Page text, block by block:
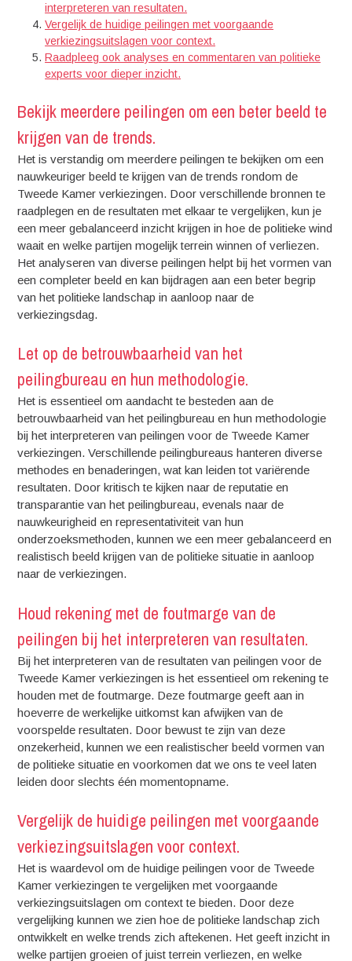
interpreteren van resultaten.
Vergelijk de huidige peilingen met voorgaande
verkiezingsuitslagen voor context.
Raadpleeg ook analyses en commentaren van politieke
experts voor dieper inzicht.
Bekijk meerdere peilingen om een beter beeld te
krijgen van de trends.
Het is verstandig om meerdere peilingen te bekijken om een
nauwkeuriger beeld te krijgen van de trends rondom de
Tweede Kamer verkiezingen. Door verschillende bronnen te
raadplegen en de resultaten met elkaar te vergelijken, kun je
een meer gebalanceerd inzicht krijgen in hoe de politieke wind
waait en welke partijen mogelijk terrein winnen of verliezen.
Het analyseren van diverse peilingen helpt bij het vormen van
een completer beeld en kan bijdragen aan een beter begrip
van het politieke landschap in aanloop naar de
verkiezingsdag.
Let op de betrouwbaarheid van het
peilingbureau en hun methodologie.
Het is essentieel om aandacht te besteden aan de
betrouwbaarheid van het peilingbureau en hun methodologie
bij het interpreteren van peilingen voor de Tweede Kamer
verkiezingen. Verschillende peilingbureaus hanteren diverse
methodes en benaderingen, wat kan leiden tot variërende
resultaten. Door kritisch te kijken naar de reputatie en
transparantie van het peilingbureau, evenals naar de
nauwkeurigheid en representativiteit van hun
onderzoeksmethoden, kunnen we een meer gebalanceerd en
realistisch beeld krijgen van de politieke situatie in aanloop
naar de verkiezingen.
Houd rekening met de foutmarge van de
peilingen bij het interpreteren van resultaten.
Bij het interpreteren van de resultaten van peilingen voor de
Tweede Kamer verkiezingen is het essentieel om rekening te
houden met de foutmarge. Deze foutmarge geeft aan in
hoeverre de werkelijke uitkomst kan afwijken van de
voorspelde resultaten. Door bewust te zijn van deze
onzekerheid, kunnen we een realistischer beeld vormen van
de politieke situatie en voorkomen dat we ons te veel laten
leiden door slechts één momentopname.
Vergelijk de huidige peilingen met voorgaande
verkiezingsuitslagen voor context.
Het is waardevol om de huidige peilingen voor de Tweede
Kamer verkiezingen te vergelijken met voorgaande
verkiezingsuitslagen om context te bieden. Door deze
vergelijking kunnen we zien hoe de politieke landschap zich
ontwikkelt en welke trends zich aftekenen. Het geeft inzicht in
welke partijen groeien of juist terrein verliezen, en welke